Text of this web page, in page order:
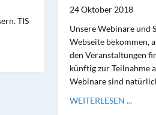
TIS
24 Oktober 2018
Unsere Webinare und
Webseite bekommen,
den Veranstaltungen
künftig zur Teilnahme
Webinare sind
WEITERLESEN ...